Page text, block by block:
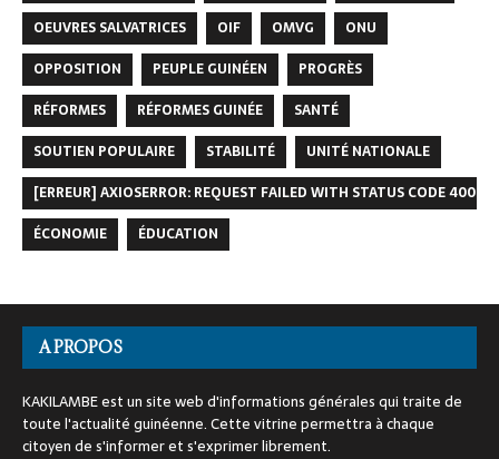
OEUVRES SALVATRICES
OIF OMVG
ONU
OPPOSITION
PEUPLE GUINÉEN
PROGRÈS
RÉFORMES
RÉFORMES GUINÉE
SANTÉ
SOUTIEN POPULAIRE
STABILITÉ
UNITÉ NATIONALE
[ERREUR] AXIOSERROR: REQUEST FAILED WITH STATUS CODE 400
ÉCONOMIE
ÉDUCATION
A PROPOS
KAKILAMBE est un site web d'informations générales qui traite de
toute l'actualité guinéenne. Cette vitrine permettra à chaque
citoyen de s'informer et s'exprimer librement.